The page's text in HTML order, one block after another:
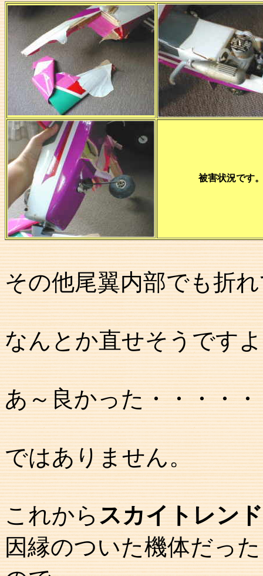
被害状況です
その他尾翼内部でも折
なんとか直せそうです
あ～良かった・・・・
ではありません。
これからスカイトレン
因縁のついた機体だっ